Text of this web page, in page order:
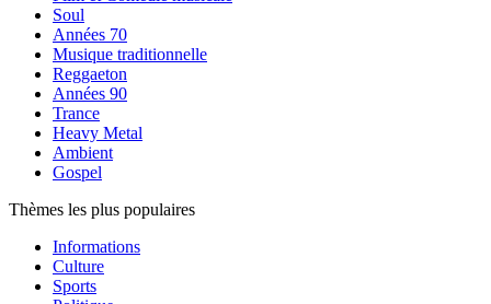
Soul
Années 70
Musique traditionnelle
Reggaeton
Années 90
Trance
Heavy Metal
Ambient
Gospel
Thèmes les plus populaires
Informations
Culture
Sports